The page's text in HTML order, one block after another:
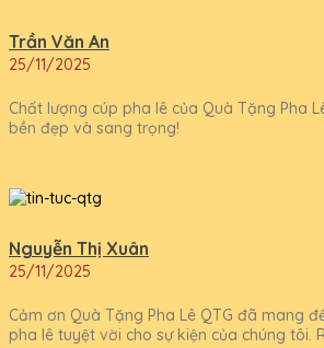
Trần Văn An
25/11/2025
Chất lượng cúp pha lê của Quà Tặng Pha
bền đẹp và sang trọng!
Nguyễn Thị Xuân
25/11/2025
Cảm ơn Quà Tặng Pha Lê QTG đã mang
pha lê tuyệt vời cho sự kiện của chúng tôi.